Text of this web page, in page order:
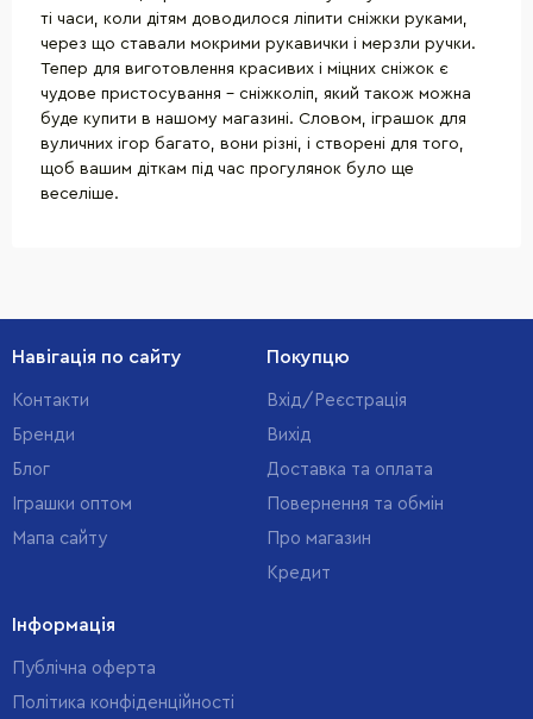
ті часи, коли дітям доводилося ліпити сніжки руками,
через що ставали мокрими рукавички і мерзли ручки.
Тепер для виготовлення красивих і міцних сніжок є
чудове пристосування - сніжколіп, який також можна
буде купити в нашому магазині. Словом, іграшок для
вуличних ігор багато, вони різні, і створені для того,
щоб вашим діткам під час прогулянок було ще
веселіше.
Навігація по сайту
Контакти
Бренди
Блог
Іграшки оптом
Мапа сайту
Покупцю
Вхід/Реєстрація
Вихід
Доставка та оплата
Повернення та обмін
Про магазин
Кредит
Інформація
Публічна оферта
Політика конфіденційності